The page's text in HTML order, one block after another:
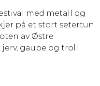
med metall og
på et stort setertun
av Østre
gaupe og troll.